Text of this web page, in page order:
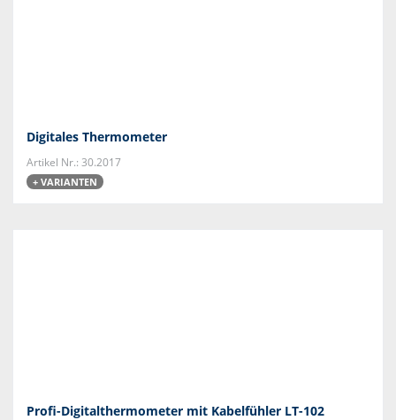
Digitales Thermometer
Artikel Nr.: 30.2017
+ VARIANTEN
Profi-Digitalthermometer mit Kabelfühler LT-102